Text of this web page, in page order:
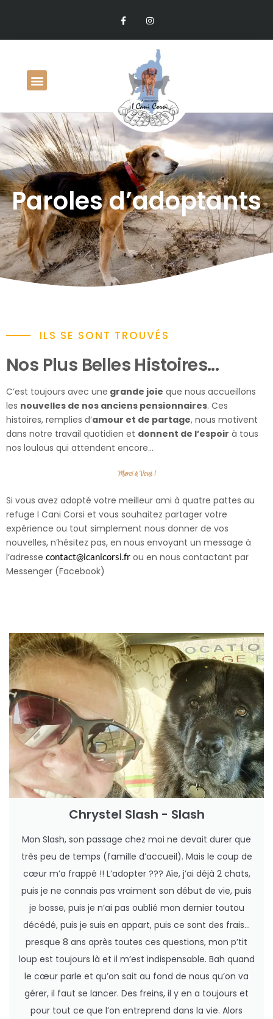
Paroles d’adoptants
ILS SE SONT TROUVÉS
Nos Plus Belles Histoires...
C’est toujours avec une grande joie que nous accueillons
les nouvelles de nos anciens pensionnaires. Ces
histoires, remplies d’amour et de partage, nous motivent
dans notre travail quotidien et donnent de l’espoir à tous
nos loulous qui attendent encore…
Merci à Vous !
Si vous avez adopté votre meilleur ami à quatre pattes au
refuge I Cani Corsi et vous souhaitez partager votre
expérience ou tout simplement nous donner de vos
nouvelles, n’hésitez pas, en nous envoyant un message à
l’adresse contact@icanicorsi.fr ou en nous contactant par
Messenger (Facebook)
Chrystel Slash - Slash
Mon Slash, son passage chez moi ne devait durer que
très peu de temps (famille d’accueil). Mais le coup de
cœur m’a frappé !! L’adopter ??? Aïe, j’ai déjà 2 chats,
puis je ne connais pas vraiment son début de vie, puis
je bosse, puis je n’ai pas oublié mon dernier toutou
décédé, puis je suis en appart, puis ce sont des frais…
presque 8 ans après toutes ces questions, mon p’tit
loup est toujours là et il m’est indispensable. Bah quand
le cœur parle et qu’on sait au fond de nous qu’on va
gérer, il faut se lancer. Des freins, il y en a toujours et
pour tout ce que l’on entreprend dans la vie. Alors